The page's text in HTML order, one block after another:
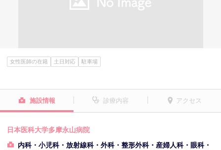
女性医師の在籍 土日対応 駐車場
施設情報 診療内容 アクセス
日本医科大学多摩永山病院
内科・小児科・放射線科・外科・整形外科・産婦人科・眼科・